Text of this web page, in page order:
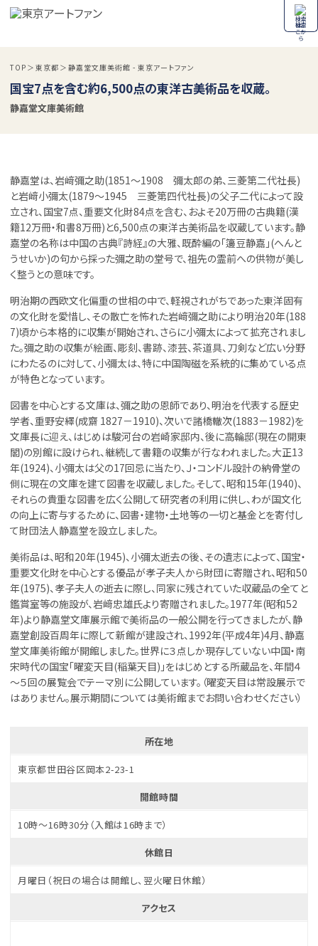
検索
TOP 東京都 静嘉堂文庫美術館 - 東京アートファン
国宝7点を含む約6,500点の東洋古美術品を収蔵。
静嘉堂文庫美術館
静嘉堂は、岩﨑彌之助(1851～1908 彌太郎の弟、三菱第二代社長)
と岩﨑小彌太(1879～1945 三菱第四代社長)の父子二代によって設
立され、国宝7点、重要文化財84点を含む、およそ20万冊の古典籍(漢
籍12万冊・和書8万冊)と6,500点の東洋古美術品を収蔵しています。静
嘉堂の名称は中国の古典『詩経』の大雅、既酔編の｢籩豆静嘉｣(へんと
うせいか)の句から採った彌之助の堂号で、祖先の霊前への供物が美し
く整うとの意味です。
明治期の西欧文化偏重の世相の中で、軽視されがちであった東洋固有
の文化財を愛惜し、その散亡を怖れた岩﨑彌之助により明治20年(188
7)頃から本格的に収集が開始され、さらに小彌太によって拡充されまし
た。彌之助の収集が絵画、彫刻、書跡、漆芸、茶道具、刀剣など広い分野
にわたるのに対して、小彌太は、特に中国陶磁を系統的に集めている点
が特色となっています。
図書を中心とする文庫は、彌之助の恩師であり、明治を代表する歴史
学者、重野安繹(成齋 1827－1910)、次いで諸橋轍次(1883－1982)を
文庫長に迎え、はじめは駿河台の岩崎家邸内、後に高輪邸(現在の開東
閣)の別館に設けられ、継続して書籍の収集が行なわれました。大正13
年(1924)、小彌太は父の17回忌に当たり、Ｊ・コンドル設計の納骨堂の
側に現在の文庫を建て図書を収蔵しました。そして、昭和15年(1940)、
それらの貴重な図書を広く公開して研究者の利用に供し、わが国文化
の向上に寄与するために、図書・建物・土地等の一切と基金とを寄付し
て財団法人静嘉堂を設立しました。
美術品は、昭和20年(1945)、小彌太逝去の後、その遺志によって、国宝・
重要文化財を中心とする優品が孝子夫人から財団に寄贈され、昭和50
年(1975)、孝子夫人の逝去に際し、同家に残されていた収蔵品の全てと
鑑賞室等の施設が、岩﨑忠雄氏より寄贈されました。1977年(昭和52
年)より静嘉堂文庫展示館で美術品の一般公開を行ってきましたが、静
嘉堂創設百周年に際して新館が建設され、1992年(平成4年)4月、静嘉
堂文庫美術館が開館しました。世界に３点しか現存していない中国・南
宋時代の国宝｢曜変天目(稲葉天目)｣をはじめとする所蔵品を、年間４
～５回の展覧会でテーマ別に公開しています。（曜変天目は常設展示で
はありません。展示期間については美術館までお問い合わせください）
所在地
東京都世田谷区岡本2-23-1
開館時間
10時～16時30分（入館は16時まで）
休館日
月曜日（祝日の場合は開館し、翌火曜日休館）
アクセス